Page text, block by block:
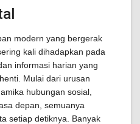
modern yang bergerak
kali dihadapkan pada
informasi harian yang
Mulai dari urusan
hubungan sosial,
depan, semuanya
setiap detiknya. Banyak